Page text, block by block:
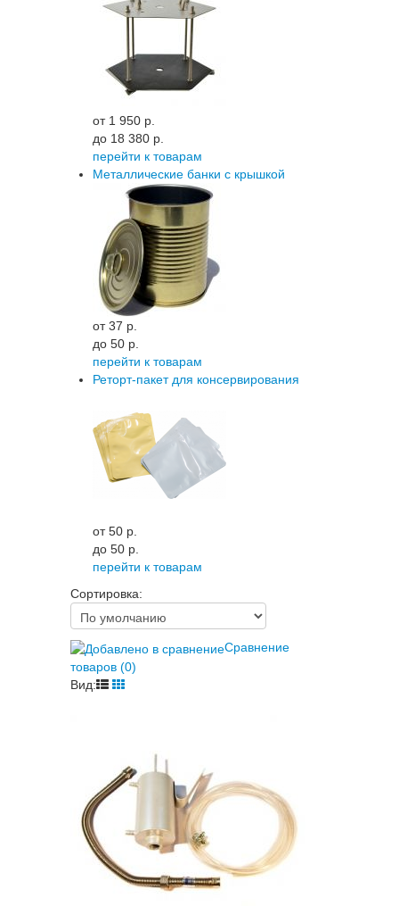
от 1 950 p.
до 18 380 p.
перейти к товарам
Металлические банки с крышкой
от 37 p.
до 50 p.
перейти к товарам
Реторт-пакет для консервирования
от 50 p.
до 50 p.
перейти к товарам
Сортировка:
Сравнение
товаров (0)
Вид: